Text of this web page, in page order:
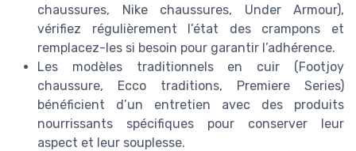
chaussures, Nike chaussures, Under Armour),
vérifiez régulièrement l’état des crampons et
remplacez-les si besoin pour garantir l’adhérence.
Les modèles traditionnels en cuir (Footjoy
chaussure, Ecco traditions, Premiere Series)
bénéficient d’un entretien avec des produits
nourrissants spécifiques pour conserver leur
aspect et leur souplesse.